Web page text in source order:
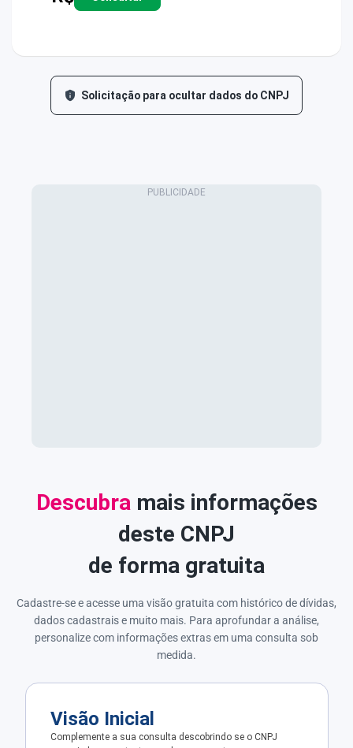
Solicitação para ocultar dados do CNPJ
Descubra mais informações
deste CNPJ
de forma gratuita
Cadastre-se e acesse uma visão gratuita com histórico de dívidas,
dados cadastrais e muito mais. Para aprofundar a análise,
personalize com informações extras em uma consulta sob
medida.
Visão Inicial
Complemente a sua consulta descobrindo se o CNPJ